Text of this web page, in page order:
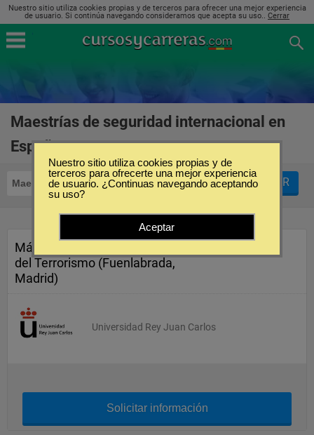
Nuestro sitio utiliza cookies propias y de terceros para ofrecer una mejor experiencia
de usuario. Si continúa navegando consideramos que acepta su uso.. Cerrar
Maestrías de seguridad internacional en
España
Maestrías Seguridad Internacional FILTRAR
Máster en Análisis y Prevención
del Terrorismo (Fuenlabrada,
Madrid)
Universidad Rey Juan Carlos
Solicitar información
Nuestro sitio utiliza cookies propias y de
terceros para ofrecerte una mejor experiencia
de usuario. ¿Continuas navegando aceptando
su uso?
Aceptar